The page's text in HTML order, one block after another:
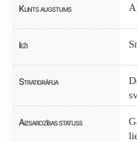
Klints augstums
Ieži
Stratigrāfija
Aizsardzības statuss